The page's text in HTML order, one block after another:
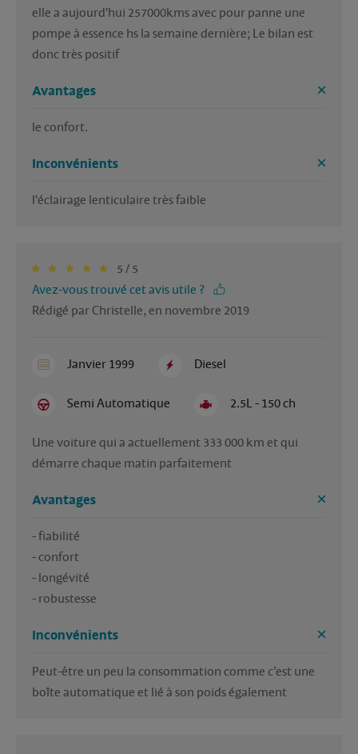
elle a aujourd'hui 257000kms avec pour panne une
pompe à essence hs la semaine dernière; Le bilan est
donc très positif
Avantages
le confort.
Inconvénients
l'éclairage lenticulaire très faible
5 / 5
Avez-vous trouvé cet avis utile ?
Rédigé par Christelle, en novembre 2019
Janvier 1999 Diesel
Semi Automatique 2.5L - 150 ch
Une voiture qui a actuellement 333 000 km et qui
démarre chaque matin parfaitement
Avantages
- fiabilité
- confort
- longévité
- robustesse
Inconvénients
Peut-être un peu la consommation comme c’est une
boîte automatique et lié à son poids également